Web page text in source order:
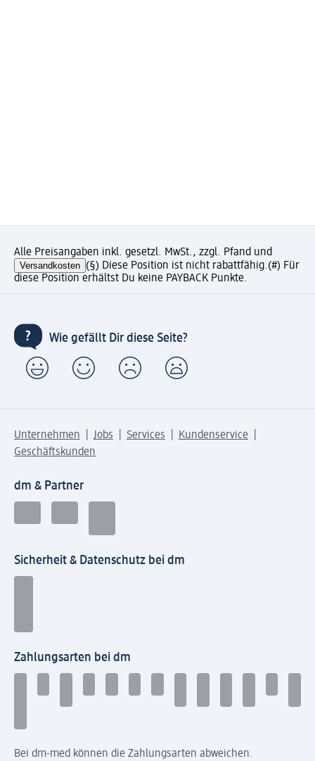
Alle Preisangaben inkl. gesetzl. MwSt., zzgl. Pfand und
Versandkosten (§) Diese Position ist nicht rabattfähig.(#) Für
diese Position erhältst Du keine PAYBACK Punkte.
Wie gefällt Dir diese Seite?
Unternehmen Jobs Services
Kundenservice
Geschäftskunden
dm & Partner
Sicherheit & Datenschutz bei dm
Zahlungsarten bei dm
Bei dm-med können die Zahlungsarten abweichen.